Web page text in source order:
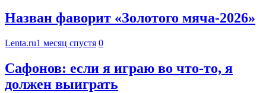
Назван фаворит «Золотого мяча-2026»
Lenta.ru1 месяц спустя 0
Сафонов: если я играю во что-то, я
должен выиграть